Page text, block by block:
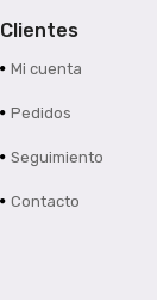
Clientes
Mi cuenta
Pedidos
Seguimiento
Contacto